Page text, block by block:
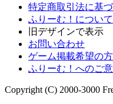
特定商取引法に基
ふりーむ！について
旧デザインで表示
お問い合わせ
ゲーム掲載希望の
ふりーむ！へのご
Copyright (C) 2000-3000